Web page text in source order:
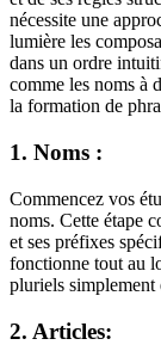
nécessite une
lumière les
dans un ordre
comme les noms à
la formation de
1. Noms :
Commencez vos
noms. Cette étape
et ses préfixes
fonctionne tout au
pluriels
2. Articles: